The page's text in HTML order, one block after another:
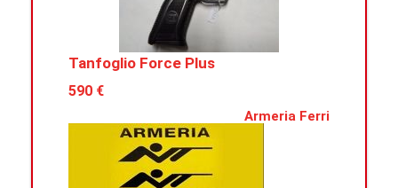
Tanfoglio Force Plus
590 €
Armeria Ferri